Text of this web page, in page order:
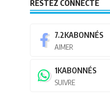
RESTEZ CONNECTÉ
7.2KABONNÉS
AIMER
1KABONNÉS
SUIVRE